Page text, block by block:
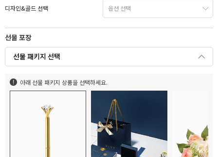
디자인&골드 선택
선물 포장
선물 패키지 선택
아래 선물 패키지 상품을 선택하세요.